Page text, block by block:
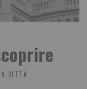
CITTÀ